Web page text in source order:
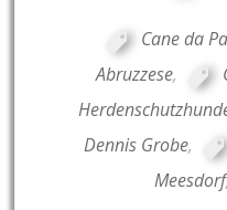
Cane da
Abruzzese,
Dennis Grobe,
Meesdorf,